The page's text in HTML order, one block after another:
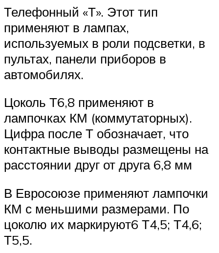
Телефонный «Т». Этот тип
применяют в лампах,
используемых в роли подсветки, в
пультах, панели приборов в
автомобилях.
Цоколь Т6,8 применяют в
лампочках КМ (коммутаторных).
Цифра после Т обозначает, что
контактные выводы размещены на
расстоянии друг от друга 6,8 мм
В Евросоюзе применяют лампочки
КМ с меньшими размерами. По
цоколю их маркируют6 Т4,5; Т4,6;
Т5,5.